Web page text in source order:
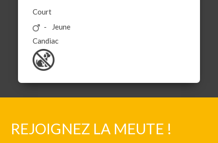
Court
Jeune
Candiac
REJOIGNEZ LA MEUTE !